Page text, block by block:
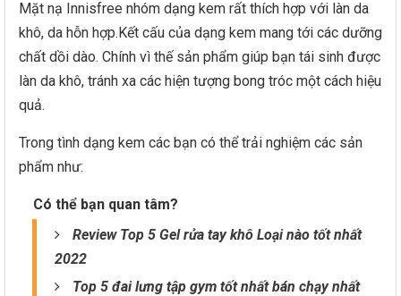
Mặt nạ Innisfree nhóm dạng kem rất thích hợp với làn da
khô, da hỗn hợp.Kết cấu của dạng kem mang tới các dưỡng
chất dồi dào. Chính vì thế sản phẩm giúp bạn tái sinh được
làn da khô, tránh xa các hiện tượng bong tróc một cách hiệu
quả.
Trong tình dạng kem các bạn có thể trải nghiệm các sản
phẩm như:
Có thể bạn quan tâm?
Review Top 5 Gel rửa tay khô Loại nào tốt nhất
2022
Top 5 đai lưng tập gym tốt nhất bán chạy nhất